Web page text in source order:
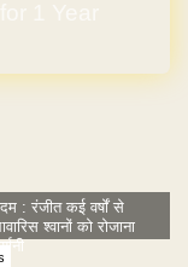
: रंजीत कई वर्षों से
श्वानों को रोजाना